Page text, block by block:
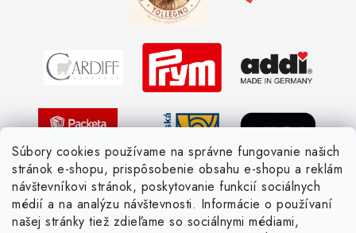
Súbory cookies používame na správne fungovanie našich
stránok e-shopu, prispôsobenie obsahu e-shopu a reklám
návštevníkovi stránok, poskytovanie funkcií sociálnych
médií a na analýzu návštevnosti. Informácie o používaní
našej stránky tiež zdieľame so sociálnymi médiami,
Žiadosť dotknutej osoby
Pletený slovník anglicky-česky
Pletený slovník česky-anglicky